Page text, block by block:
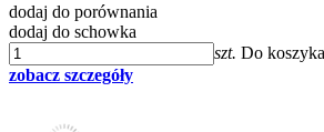
dodaj do porównania
dodaj do schowka
szt. Do koszyka
zobacz szczegóły